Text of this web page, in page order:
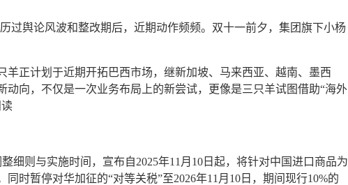
过舆论风波和整改期后，近期动作频频。双十一前夕，集团旗下小杨
羊正计划于近期开拓巴西市场，继新加坡、马来西亚、越南、墨西
向，不仅是一次业务布局上的新尝试，更像是三只羊试图借助“海外
细则与实施时间，宣布自2025年11月10日起，将针对中国进口商品为
时暂停对华加征的“对等关税”至2026年11月10日，期间现行10%的